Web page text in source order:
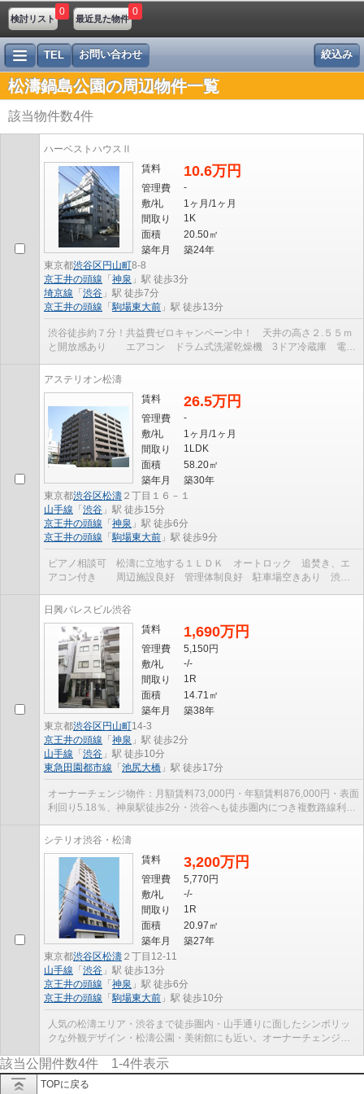
検討リスト
0
最近見た物件
0
絞込み
TEL お問い合わせ
松濤鍋島公園の周辺物件一覧
該当物件数4件
ハーベストハウスⅡ
賃料
10.6万円
管理費
-
敷/礼
1ヶ月/1ヶ月
間取り
1K
面積
20.50㎡
築年月
築24年
東京都渋谷区 円山町8-8
京王井の頭線 「 神泉 」駅 徒歩3分
埼京線 「 渋谷 」駅 徒歩7分
京王井の頭線 「駒場東大前 」駅 徒歩13分
渋谷徒歩約７分！共益費ゼロキャンペーン中！ 天井の高さ２.５５ｍ
と開放感あり エアコン ドラム式洗濯乾燥機 3ドア冷蔵庫 電子
アステリオン松濤
賃料
26.5万円
管理費
-
敷/礼
1ヶ月/1ヶ月
間取り
1LDK
面積
58.20㎡
築年月
築30年
東京都渋谷区松濤 ２丁目１６－１
山手線 「 渋谷 」駅 徒歩15分
京王井の頭線 「 神泉 」駅 徒歩6分
京王井の頭線 「駒場東大前 」駅 徒歩9分
ピアノ相談可 松濤に立地する１ＬＤＫ オートロック 追焚き、エ
アコン付き 周辺施設良好 管理体制良好 駐車場空きあり 渋谷
日興パレスビル渋谷
賃料
1,690万円
管理費
5,150円
敷/礼
-/-
間取り
1R
面積
14.71㎡
築年月
築38年
東京都渋谷区 円山町14-3
京王井の頭線 「 神泉 」駅 徒歩2分
山手線 「 渋谷 」駅 徒歩10分
東急田園都市線 「 池尻大橋 」駅 徒歩17分
オーナーチェンジ物件：月額賃料73,000円・年額賃料876,000円・表面
利回り5.18％、神泉駅徒歩2分・渋谷へも徒歩圏内につき複数路線利用
シテリオ渋谷・松濤
賃料
3,200万円
管理費
5,770円
敷/礼
-/-
間取り
1R
面積
20.97㎡
築年月
築27年
東京都渋谷区松濤 ２丁目12-11
山手線 「 渋谷 」駅 徒歩13分
京王井の頭線 「 神泉 」駅 徒歩6分
京王井の頭線 「駒場東大前 」駅 徒歩10分
人気の松濤エリア・渋谷まで徒歩圏内・山手通りに面したシンボリッ
クな外観デザイン・松濤公園・美術館にも近い。オーナーチェンジ物
該当公開件数4件 1-4件表示
TOPに戻る